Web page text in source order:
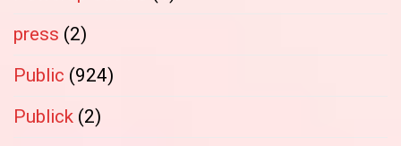
press (2)
Public (924)
Publick (2)